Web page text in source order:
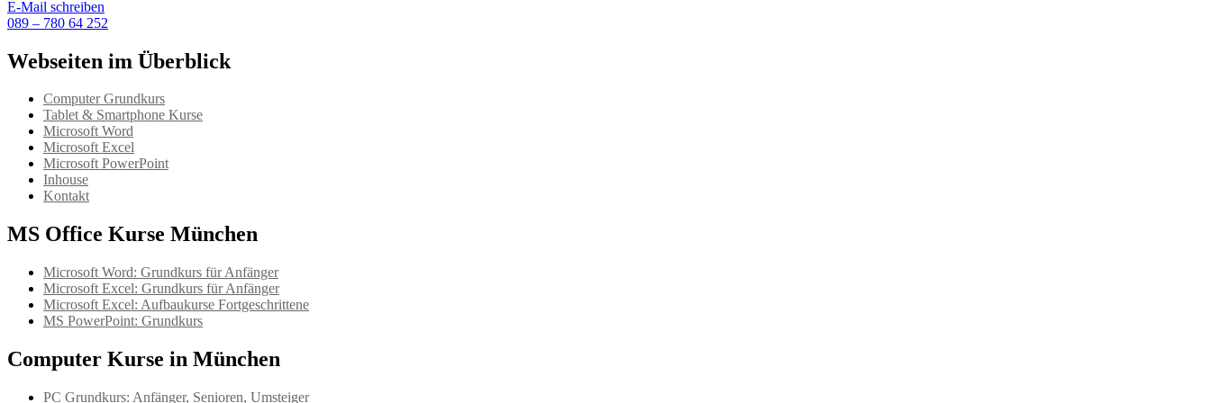
E-Mail schreiben
089 – 780 64 252
Webseiten im Überblick
Computer Grundkurs
Tablet & Smartphone Kurse
Microsoft Word
Microsoft Excel
Microsoft PowerPoint
Inhouse
Kontakt
MS Office Kurse München
Microsoft Word: Grundkurs für Anfänger
Microsoft Excel: Grundkurs für Anfänger
Microsoft Excel: Aufbaukurse Fortgeschrittene
MS PowerPoint: Grundkurs
Computer Kurse in München
PC Grundkurs: Anfänger, Senioren, Umsteiger